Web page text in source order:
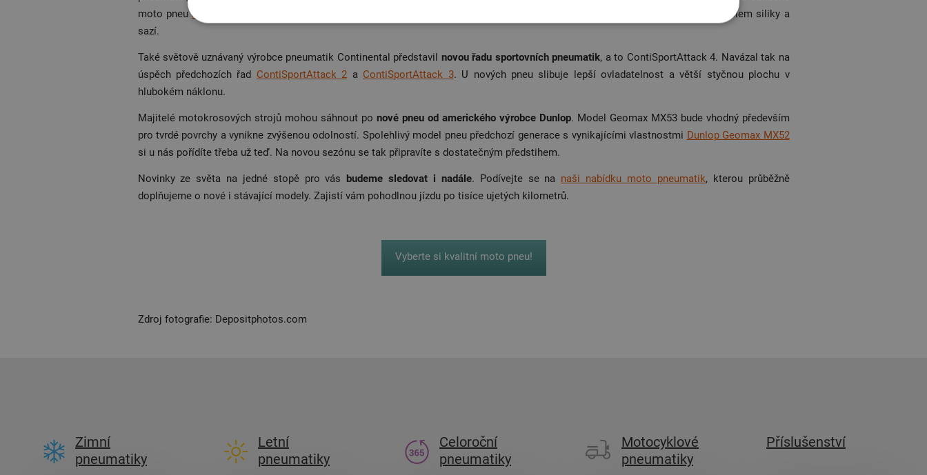
moto pneuMichelin Power RS
, u které výrobce použil novou směs s podílem siliky a
sazí.
Také světově uznávaný výrobce pneumatik Continental představil novou řadu sportovních pneumatik, a to ContiSportAttack 4. Navázal tak na
úspěch předchozích řad ContiSportAttack 2 a ContiSportAttack 3. U nových pneu slibuje lepší ovladatelnost a větší styčnou plochu v
hlubokém náklonu.
Majitelé motokrosových strojů mohou sáhnout po nové pneu od amerického výrobce Dunlop. Model Geomax MX53 bude vhodný především
pro tvrdé povrchy a vynikne zvýšenou odolností. Spolehlivý model pneu předchozí generace s vynikajícími vlastnostmi Dunlop Geomax MX52
si u nás pořídíte třeba už teď. Na novou sezónu se tak připravíte s dostatečným předstihem.
Novinky ze světa na jedné stopě pro vás budeme sledovat i nadále. Podívejte se na naši nabídku moto pneumatik, kterou průběžně
doplňujeme o nové i stávající modely. Zajistí vám pohodlnou jízdu po tisíce ujetých kilometrů.
Vyberte si kvalitní moto pneu!
Zdroj fotografie: Depositphotos.com
Zimní
pneumatiky
Letní
pneumatiky
Celoroční
pneumatiky
Motocyklové
pneumatiky
Příslušenství